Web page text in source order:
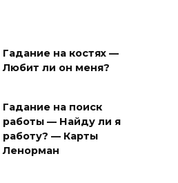
Гадание на костях —
Любит ли он меня?
Гадание на поиск
работы — Найду ли я
работу? — Карты
Ленорман